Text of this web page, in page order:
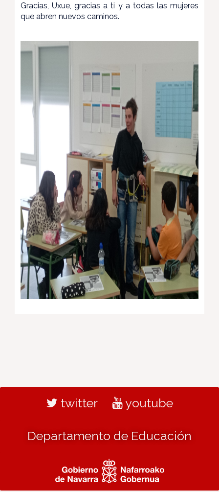
Gracias, Uxue, gracias a ti y a todas las mujeres
que abren nuevos caminos.
twitter youtube
Departamento de Educación